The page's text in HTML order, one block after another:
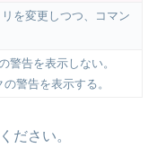
を変更しつつ、コマン
警告を表示しない。
警告を表示する。
ださい。